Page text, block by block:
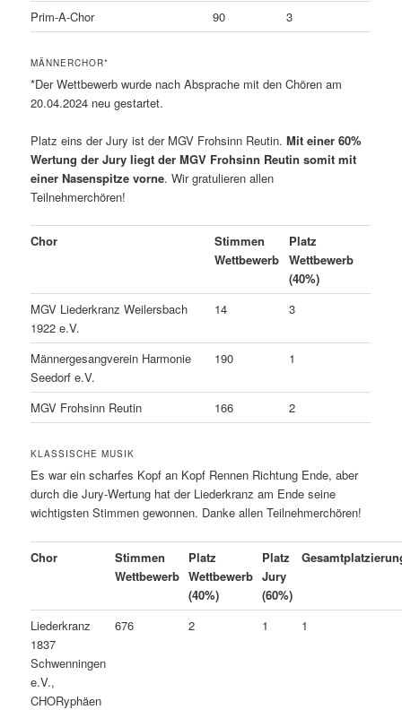
Prim-A-Chor 90 3
MÄNNERCHOR*
*Der Wettbewerb wurde nach Absprache mit den Chören am
20.04.2024 neu gestartet.
Platz eins der Jury ist der MGV Frohsinn Reutin.Mit einer 60%
Wertung der Jury liegt der MGV Frohsinn Reutin somit mit
einer Nasenspitze vorne. Wir gratulieren allen
Teilnehmerchören!
Chor
Stimmen
Wettbewerb
Platz
Wettbewerb
(40%)
MGV Liederkranz Weilersbach
1922 e.V.
14 3
Männergesangverein Harmonie
Seedorf e.V.
190 1
MGV Frohsinn Reutin 166 2
KLASSISCHE MUSIK
Es war ein scharfes Kopf an Kopf Rennen Richtung Ende, aber
durch die Jury-Wertung hat der Liederkranz am Ende seine
wichtigsten Stimmen gewonnen. Danke allen Teilnehmerchören!
Chor
Stimmen
Wettbewerb
Platz
Wettbewerb
(40%)
Platz
Jury
(60%)
Liederkranz
1837
Schwenningen
e.V.,
CHORyphäen
676 2 1 1